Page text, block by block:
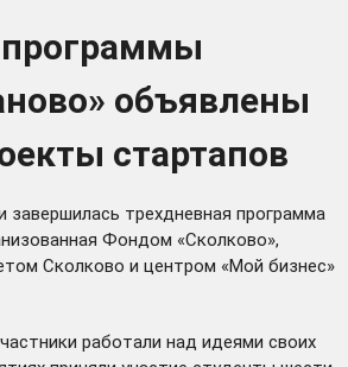
объявлены
стартапов
завершилась трехдневная программа
Фондом «Сколково»,
Сколково и центром «Мой бизнес»
работали над идеями своих